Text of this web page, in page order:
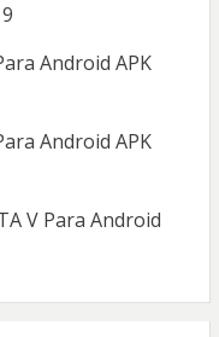
Android APK
Android APK
V Para Android